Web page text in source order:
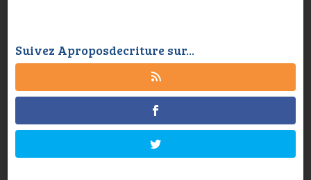
Suivez Aproposdecriture sur...